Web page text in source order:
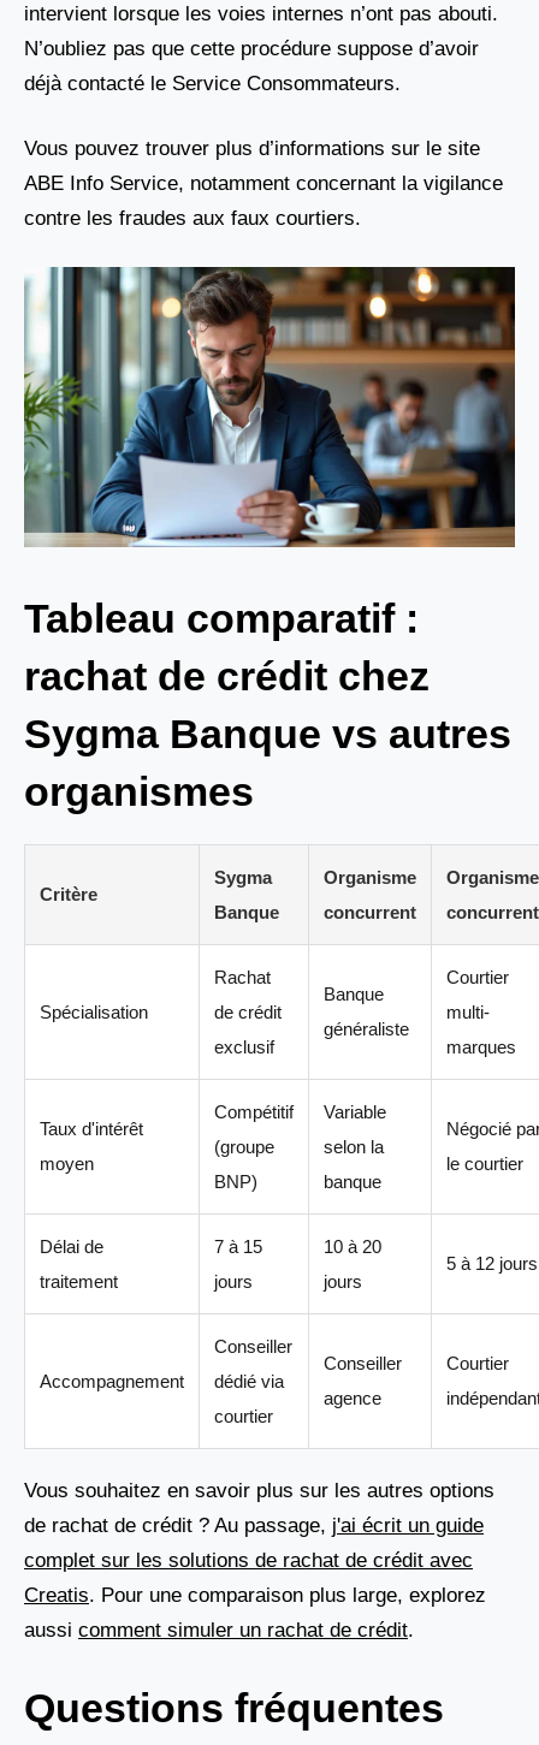
intervient lorsque les voies internes n’ont pas abouti.
N’oubliez pas que cette procédure suppose d’avoir
déjà contacté le Service Consommateurs.
Vous pouvez trouver plus d’informations sur le site
ABE Info Service, notamment concernant la vigilance
contre les fraudes aux faux courtiers.
Tableau comparatif :
rachat de crédit chez
Sygma Banque vs autres
organismes
Critère
Sygma
Banque
Organisme
concurrent
Organisme
concurrent
Spécialisation
Rachat
de crédit
exclusif
Banque
généraliste
Courtier
multi-
marques
Taux d'intérêt
moyen
Compétitif
(groupe
BNP)
Variable
selon la
banque
Négocié
le courtier
Délai de
traitement
7 à 15
jours
10 à 20
jours
5 à 12 jours
Accompagnement
Conseiller
dédié via
courtier
Conseiller
agence
Courtier
Vous souhaitez en savoir plus sur les autres options
de rachat de crédit ? Au passage, j'ai écrit un guide
complet sur les solutions de rachat de crédit avec
Creatis. Pour une comparaison plus large, explorez
aussi comment simuler un rachat de crédit.
Questions fréquentes